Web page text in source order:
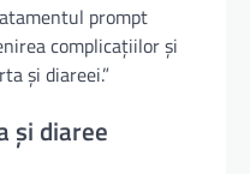
prompt
complicațiilor și
și diareei.”
și diaree